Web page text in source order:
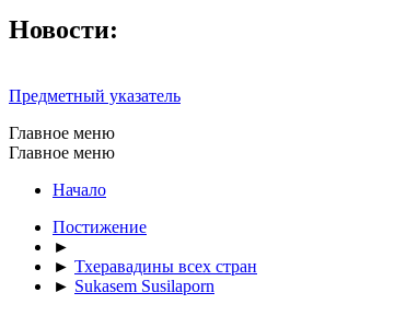
Новости:
Предметный указатель
Главное меню
Главное меню
Начало
Постижение
►
► Тхеравадины всех стран
► Sukasem Susilaporn